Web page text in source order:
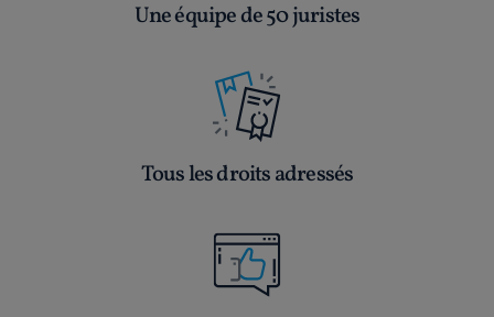
Une équipe de 50 juristes
Tous les droits adressés